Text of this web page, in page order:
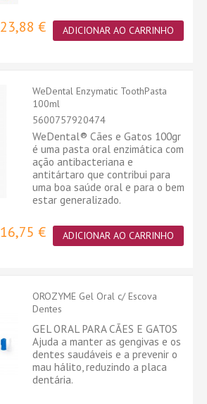
23,88 € ADICIONAR AO CARRINHO
WeDental Enzymatic ToothPasta
100ml
5600757920474
WeDental® Cães e Gatos 100gr
é uma pasta oral enzimática com
ação antibacteriana e
antitártaro que contribui para
uma boa saúde oral e para o bem
estar generalizado.
16,75 € ADICIONAR AO CARRINHO
OROZYME Gel Oral c/ Escova
Dentes
GEL ORAL PARA CÃES E GATOS
Ajuda a manter as gengivas e os
dentes saudáveis e a prevenir o
mau hálito, reduzindo a placa
dentária.